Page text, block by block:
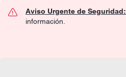
Aviso Urgente de Seguridad:
información.